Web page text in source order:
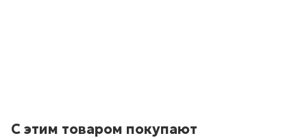
С этим товаром покупают